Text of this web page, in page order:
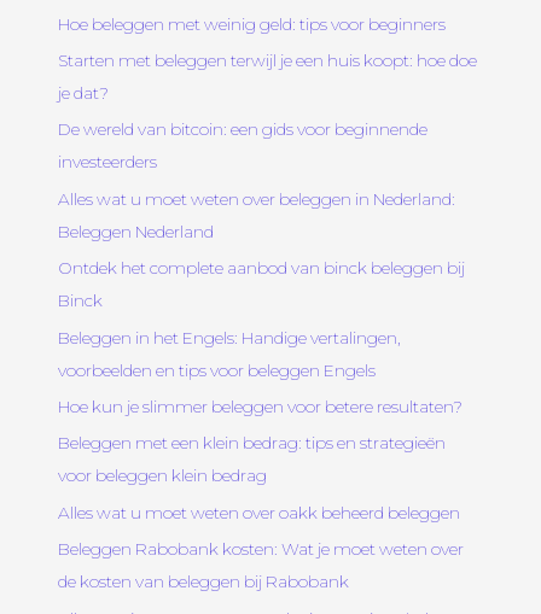
Hoe beleggen met weinig geld: tips voor beginners
Starten met beleggen terwijl je een huis koopt: hoe doe
je dat?
De wereld van bitcoin: een gids voor beginnende
investeerders
Alles wat u moet weten over beleggen in Nederland:
Beleggen Nederland
Ontdek het complete aanbod van binck beleggen bij
Binck
Beleggen in het Engels: Handige vertalingen,
voorbeelden en tips voor beleggen Engels
Hoe kun je slimmer beleggen voor betere resultaten?
Beleggen met een klein bedrag: tips en strategieën
voor beleggen klein bedrag
Alles wat u moet weten over oakk beheerd beleggen
Beleggen Rabobank kosten: Wat je moet weten over
de kosten van beleggen bij Rabobank